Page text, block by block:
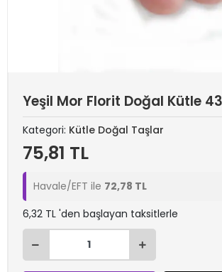
Yeşil Mor Florit Doğal Kütle
Kategori: Kütle Doğal Taşlar
75,81 TL
Havale/EFT ile 72,78 TL
6,32 TL 'den başlayan taksitlerle